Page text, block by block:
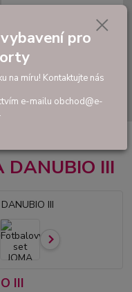
Hledat
0,00 Kč
DANUBIO III
III
pro
na míru! Kontaktujte nás
e-mailu obchod@e-